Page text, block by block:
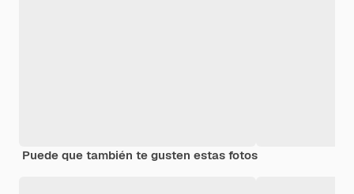
Puede que también te gusten estas fotos